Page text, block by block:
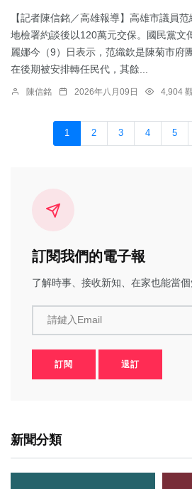
【記者陳信銘／高雄報導】高雄市議員
地檢署約談後以120萬元交保。國民黨文
麗娜今（9）日表示，范織欽是陳菊市府
在後期被安排轉任民代，其餘...
陳信銘 2026年八月09日 4,904
1 2 3 4 5
訂閱我們的電子報
了解時事、接收新知、在家也能當個
請鍵入Email
訂閱 退訂
新聞分類